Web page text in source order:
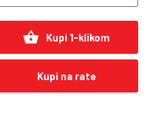
shopping_basket Kupi 1-klikom
Kupi na rate